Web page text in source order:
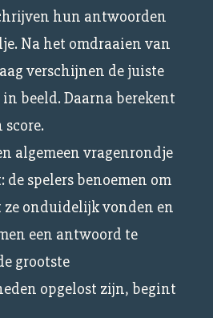
hun antwoorden
Na het omdraaien van
verschijnen de juiste
beeld. Daarna berekent
score.
algemeen vragenrondje
de spelers benoemen om
ze onduidelijk vonden en
een antwoord te
grootste
opgelost zijn, begint